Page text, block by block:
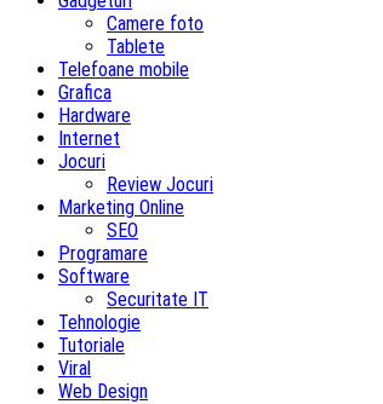
Camere foto
Tablete
Telefoane mobile
Grafica
Hardware
Internet
Jocuri
Review Jocuri
Marketing Online
SEO
Programare
Software
Securitate IT
Tehnologie
Tutoriale
Viral
Web Design